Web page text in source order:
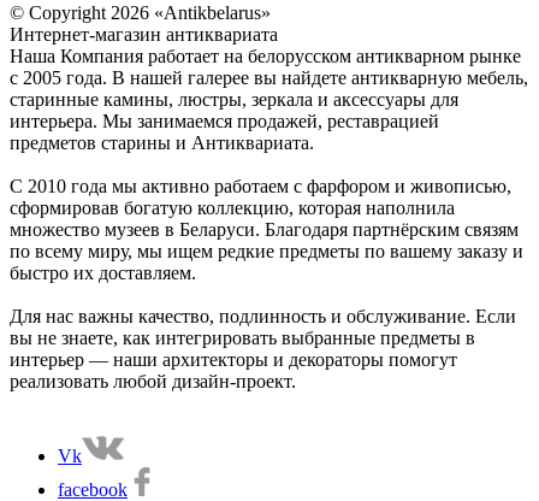
© Copyright 2026 «Antikbelarus»
Интернет-магазин антиквариата
Наша Компания работает на белорусском антикварном рынке
с 2005 года. В нашей галерее вы найдете антикварную мебель,
старинные камины, люстры, зеркала и аксессуары для
интерьера. Мы занимаемся продажей, реставрацией
предметов старины и Антиквариата.
С 2010 года мы активно работаем с фарфором и живописью,
сформировав богатую коллекцию, которая наполнила
множество музеев в Беларуси. Благодаря партнёрским связям
по всему миру, мы ищем редкие предметы по вашему заказу и
быстро их доставляем.
Для нас важны качество, подлинность и обслуживание. Если
вы не знаете, как интегрировать выбранные предметы в
интерьер — наши архитекторы и декораторы помогут
реализовать любой дизайн-проект.
Vk
facebook